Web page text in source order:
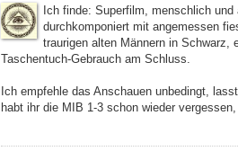
Ich finde: Superfilm, menschlich
durchkomponiert mit angemessen
traurigen alten Männern in Schwarz,
Taschentuch-Gebrauch am Schluss.
Ich empfehle das Anschauen unbedingt,
habt ihr die MIB 1-3 schon wieder